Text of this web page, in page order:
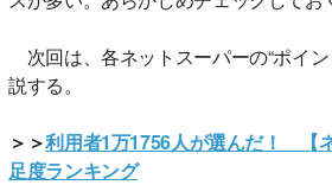
次回は、各ネットスーパーの“ポイ
説する。
＞＞利用者1万1756人が選んだ！ 【
足度ランキング